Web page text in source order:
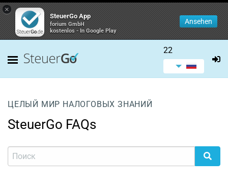
×
SteuerGo App
forium GmbH
kostenlos - In Google Play
Ansehen
22
ЦЕЛЫЙ МИР НАЛОГОВЫХ ЗНАНИЙ
SteuerGo FAQs